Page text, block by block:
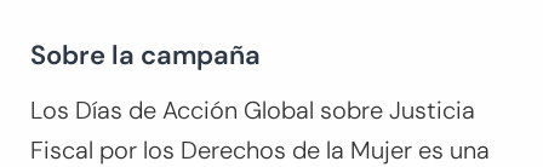
Sobre la campaña
Los Días de Acción Global sobre Justicia
Fiscal por los Derechos de la Mujer es una